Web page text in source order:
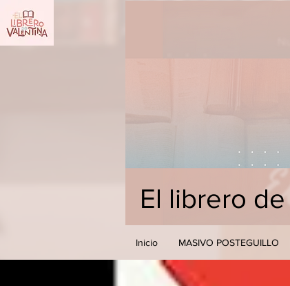
El librero
Inicio MASIVO POSTEGUILLO